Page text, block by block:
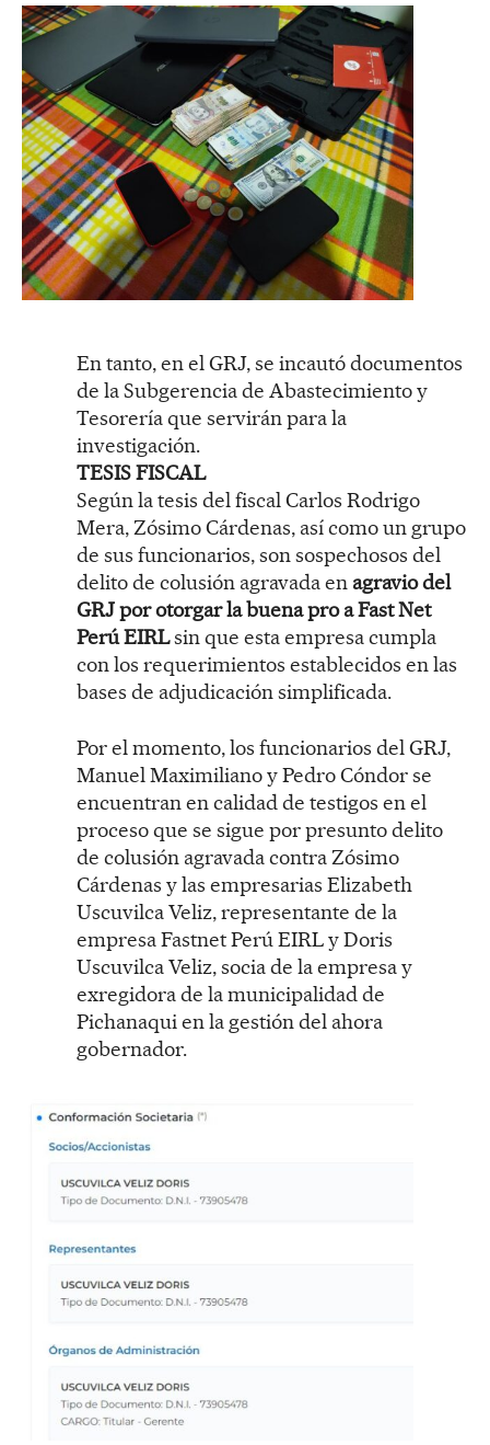
En tanto, en el GRJ, se incautó documentos
de la Subgerencia de Abastecimiento y
Tesorería que servirán para la
investigación.
TESIS FISCAL
Según la tesis del fiscal Carlos Rodrigo
Mera, Zósimo Cárdenas, así como un grupo
de sus funcionarios, son sospechosos del
delito de colusión agravada en agravio del
GRJ por otorgar la buena pro a Fast Net
Perú EIRLsin que esta empresa cumpla
con los requerimientos establecidos en las
bases de adjudicación simplificada.
Por el momento, los funcionarios del GRJ,
Manuel Maximiliano y Pedro Cóndor se
encuentran en calidad de testigos en el
proceso que se sigue por presunto delito
de colusión agravada contra Zósimo
Cárdenas y las empresarias Elizabeth
Uscuvilca Veliz, representante de la
empresa Fastnet Perú EIRL y Doris
Uscuvilca Veliz, socia de la empresa y
exregidora de la municipalidad de
Pichanaqui en la gestión del ahora
gobernador.